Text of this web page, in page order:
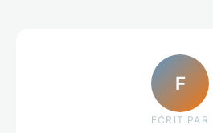
F
ECRIT PAR